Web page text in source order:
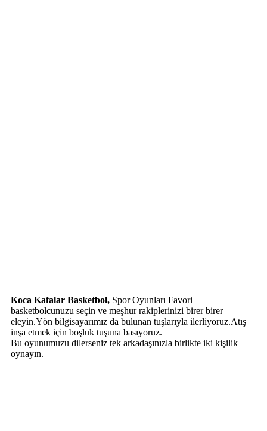
Koca Kafalar Basketbol, Spor Oyunları Favori
basketbolcunuzu seçin ve meşhur rakiplerinizi birer birer
eleyin.Yön bilgisayarımız da bulunan tuşlarıyla ilerliyoruz.Atış
inşa etmek için boşluk tuşuna basıyoruz.
Bu oyunumuzu dilerseniz tek arkadaşınızla birlikte iki kişilik
oynayın.